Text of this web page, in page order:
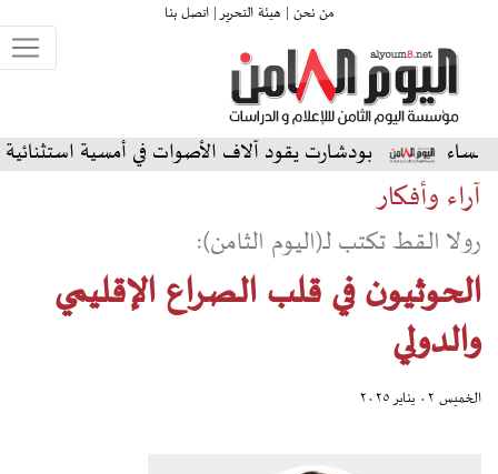
من نحن | هيئة التحرير |اتصل بنا
يقود آلاف الأصوات في أمسية استثنائية على المسرح
آراء وأفكار
رولا القط تكتب لـ(اليوم الثامن):
الحوثيون في قلب الصراع الإقليمي
والدولي
الخميس ٠٢ يناير ٢٠٢٥